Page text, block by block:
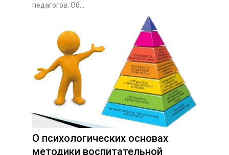
педагогов. Об...
О психологических основах
методики воспитательной